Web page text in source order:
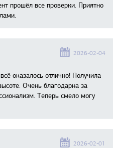
прошёл все проверки. Приятно
2026-02-04
оказалось отлично! Получила
Очень благодарна за
Теперь смело могу
2026-02-01